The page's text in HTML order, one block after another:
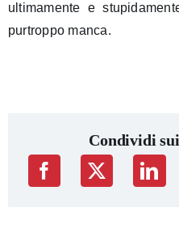
ultimamente e
purtroppo manca.
Condividi